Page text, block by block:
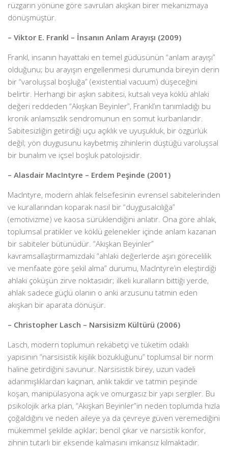
rüzgarın yönüne göre savrulan akışkan birer mekanizmaya
dönüşmüştür.
– Viktor E. Frankl – İnsanın Anlam Arayışı (2009)
Frankl, insanın hayattaki en temel güdüsünün “anlam arayışı”
olduğunu; bu arayışın engellenmesi durumunda bireyin derin
bir “varoluşsal boşluğa” (existential vacuum) düşeceğini
belirtir. Herhangi bir aşkın sabitesi, kutsalı veya köklü ahlaki
değeri reddeden “Akışkan Beyinler”, Frankl’ın tanımladığı bu
kronik anlamsızlık sendromunun en somut kurbanlarıdır.
Sabitesizliğin getirdiği uçu açıklık ve uyuşukluk, bir özgürlük
değil; yön duygusunu kaybetmiş zihinlerin düştüğü varoluşsal
bir bunalım ve içsel boşluk patolojisidir.
– Alasdair MacIntyre – Erdem Peşinde (2001)
MacIntyre, modern ahlak felsefesinin evrensel sabitelerinden
ve kurallarından koparak nasıl bir “duygusalcılığa”
(emotivizme) ve kaosa sürüklendiğini anlatır. Ona göre ahlak,
toplumsal pratikler ve köklü gelenekler içinde anlam kazanan
bir sabiteler bütünüdür. “Akışkan Beyinler”
kavramsallaştırmamızdaki “ahlaki değerlerde aşırı görecelilik
ve menfaate göre şekil alma” durumu, MacIntyre’ın eleştirdiği
ahlaki çöküşün zirve noktasıdır; ilkeli kuralların bittiği yerde,
ahlak sadece güçlü olanın o anki arzusunu tatmin eden
akışkan bir aparata dönüşür.
– Christopher Lasch – Narsisizm Kültürü (2006)
Lasch, modern toplumun rekabetçi ve tüketim odaklı
yapısının “narsisistik kişilik bozukluğunu” toplumsal bir norm
haline getirdiğini savunur. Narsisistik birey, uzun vadeli
adanmışlıklardan kaçınan, anlık takdir ve tatmin peşinde
koşan, manipülasyona açık ve omurgasız bir yapı sergiler. Bu
psikolojik arka plan, “Akışkan Beyinler”in neden toplumda hızla
çoğaldığını ve neden aileye ya da çevreye güven veremediğini
mükemmel şekilde açıklar; bencil çıkar ve narsistik konfor,
zihnin tutarlı bir eksende kalmasını imkansız kılmaktadır.